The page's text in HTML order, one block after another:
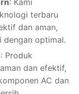
: Kami
terbaru
dan aman,
dengan optimal.
: Produk
dan efektif,
AC dan